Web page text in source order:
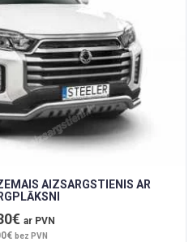
AIZSARGSTIENIS AR
ar PVN
bez PVN